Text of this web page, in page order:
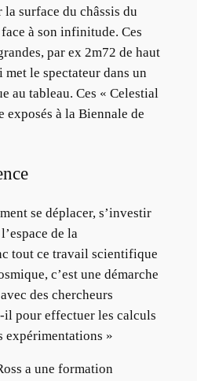
surface du châssis du
à son infinitude. Ces
par ex 2m72 de haut
le spectateur dans un
au tableau. Ces « Celestial
exposés à la Biennale de
se déplacer, s’investir
de la
tout ce travail scientifique
c’est une démarche
des chercheurs
il pour effectuer les calculs
expérimentations »
a une formation